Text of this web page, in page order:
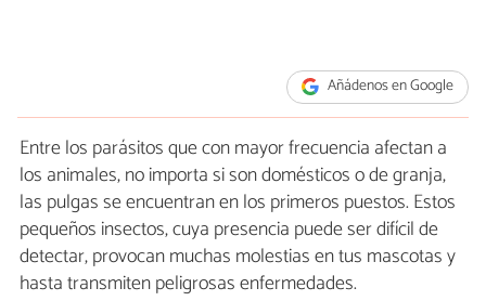
Añádenos en Google
Entre los parásitos que con mayor frecuencia afectan a
los animales, no importa si son domésticos o de granja,
las pulgas se encuentran en los primeros puestos. Estos
pequeños insectos, cuya presencia puede ser difícil de
detectar, provocan muchas molestias en tus mascotas y
hasta transmiten peligrosas enfermedades.